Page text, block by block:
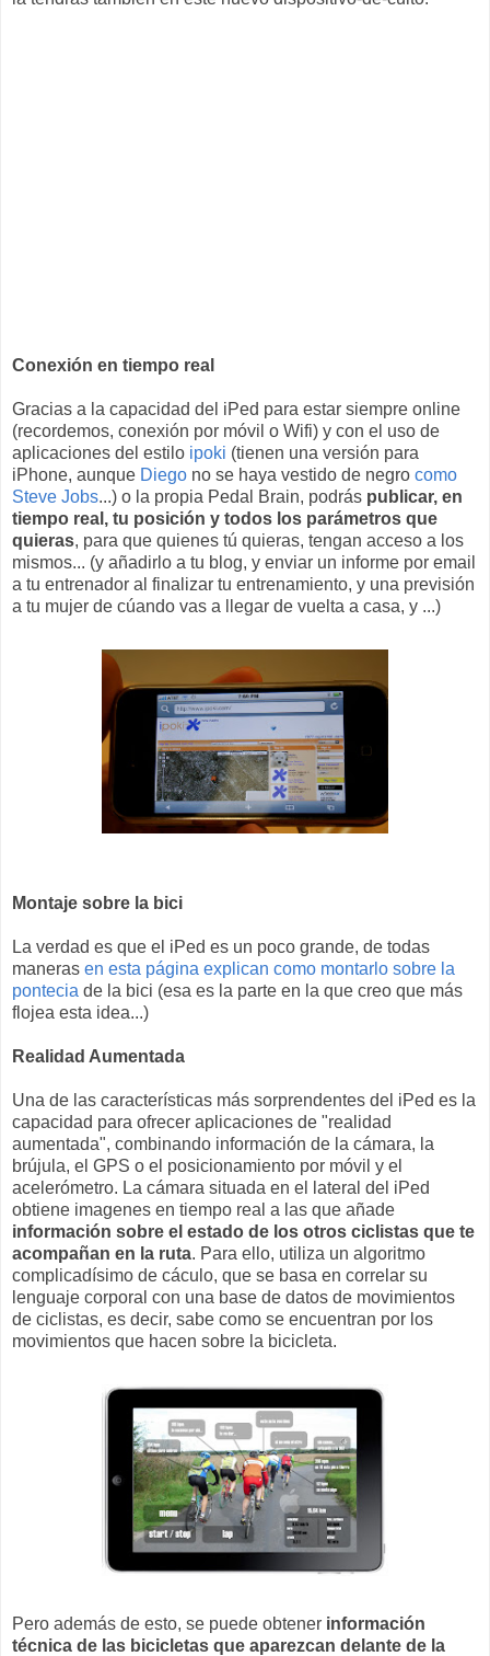
Conexión en tiempo real
Gracias a la capacidad del iPed para estar siempre online
(recordemos, conexión por móvil o Wifi) y con el uso de
aplicaciones del estilo ipoki (tienen una versión para
iPhone, aunque Diego no se haya vestido de negro como
Steve Jobs...) o la propia Pedal Brain, podrás publicar, en
tiempo real, tu posición y todos los parámetros que
quieras, para que quienes tú quieras, tengan acceso a los
mismos... (y añadirlo a tu blog, y enviar un informe por email
a tu entrenador al finalizar tu entrenamiento, y una previsión
a tu mujer de cúando vas a llegar de vuelta a casa, y ...)
Montaje sobre la bici
La verdad es que el iPed es un poco grande, de todas
maneras en esta página explican como montarlo sobre la
pontecia de la bici (esa es la parte en la que creo que más
flojea esta idea...)
Realidad Aumentada
Una de las características más sorprendentes del iPed es la
capacidad para ofrecer aplicaciones de "realidad
aumentada", combinando información de la cámara, la
brújula, el GPS o el posicionamiento por móvil y el
acelerómetro. La cámara situada en el lateral del iPed
obtiene imagenes en tiempo real a las que añade
información sobre el estado de los otros ciclistas que te
acompañan en la ruta. Para ello, utiliza un algoritmo
complicadísimo de cáculo, que se basa en correlar su
lenguaje corporal con una base de datos de movimientos
de ciclistas, es decir, sabe como se encuentran por los
movimientos que hacen sobre la bicicleta.
Pero además de esto, se puede obtener información
técnica de las bicicletas que aparezcan delante de la